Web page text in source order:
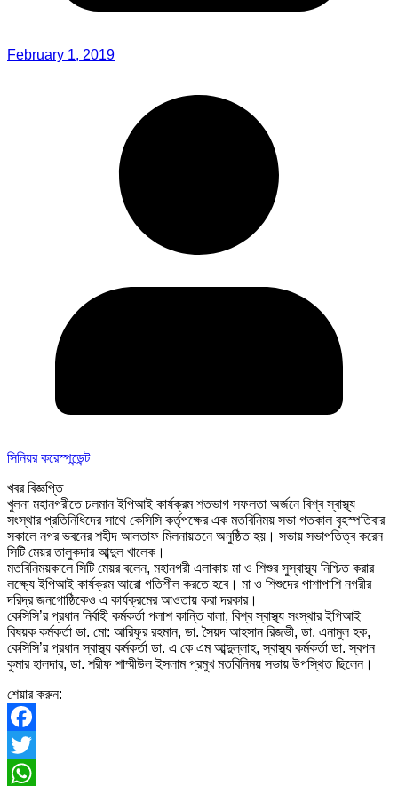
February 1, 2019
সিনিয়র করেস্পন্ডেন্ট
খবর বিজ্ঞপ্তি
খুলনা মহানগরীতে চলমান ইপিআই কার্যক্রম শতভাগ সফলতা অর্জনে বিশ্ব স্বাস্থ্য
সংস্থার প্রতিনিধিদের সাথে কেসিসি কর্তৃপক্ষের এক মতবিনিময় সভা গতকাল বৃহস্পতিবার
সকালে নগর ভবনের শহীদ আলতাফ মিলনায়তনে অনুষ্ঠিত হয়। সভায় সভাপতিত্ব করেন
সিটি মেয়র তালুকদার আব্দুল খালেক।
মতবিনিময়কালে সিটি মেয়র বলেন, মহানগরী এলাকায় মা ও শিশুর সুস্বাস্থ্য নিশ্চিত করার
লক্ষ্যে ইপিআই কার্যক্রম আরো গতিশীল করতে হবে। মা ও শিশুদের পাশাপাশি নগরীর
দরিদ্র জনগোষ্ঠিকেও এ কার্যক্রমের আওতায় করা দরকার।
কেসিসি’র প্রধান নির্বাহী কর্মকর্তা পলাশ কান্তি বালা, বিশ্ব স্বাস্থ্য সংস্থার ইপিআই
বিষয়ক কর্মকর্তা ডা. মো: আরিফুর রহমান, ডা. সৈয়দ আহসান রিজভী, ডা. এনামুল হক,
কেসিসি’র প্রধান স্বাস্থ্য কর্মকর্তা ডা. এ কে এম আব্দুল্লাহ, স্বাস্থ্য কর্মকর্তা ডা. স্বপন
কুমার হালদার, ডা. শরীফ শাম্মীউল ইসলাম প্রমুখ মতবিনিময় সভায় উপস্থিত ছিলেন।
শেয়ার করুন:
Facebook
Twitter